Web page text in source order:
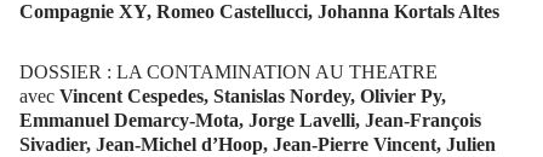
Compagnie XY, Romeo Castellucci, Johanna Kortals Altes
DOSSIER : LA CONTAMINATION AU THEATRE
avec Vincent Cespedes, Stanislas Nordey, Olivier Py,
Emmanuel Demarcy-Mota, Jorge Lavelli, Jean-François
Sivadier, Jean-Michel d’Hoop, Jean-Pierre Vincent, Julien